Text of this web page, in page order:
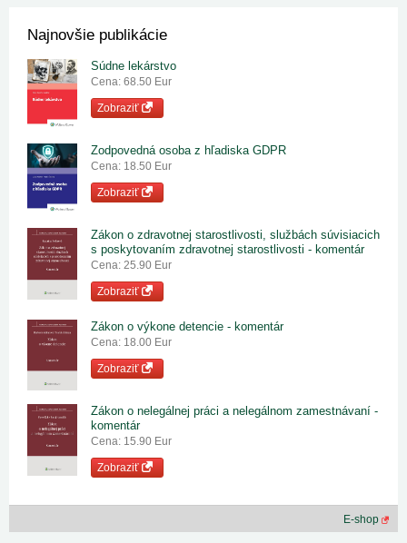
Najnovšie publikácie
Súdne lekárstvo
Cena: 68.50 Eur
Zobraziť
Zodpovedná osoba z hľadiska GDPR
Cena: 18.50 Eur
Zobraziť
Zákon o zdravotnej starostlivosti, službách súvisiacich
s poskytovaním zdravotnej starostlivosti - komentár
Cena: 25.90 Eur
Zobraziť
Zákon o výkone detencie - komentár
Cena: 18.00 Eur
Zobraziť
Zákon o nelegálnej práci a nelegálnom zamestnávaní -
komentár
Cena: 15.90 Eur
Zobraziť
E-shop